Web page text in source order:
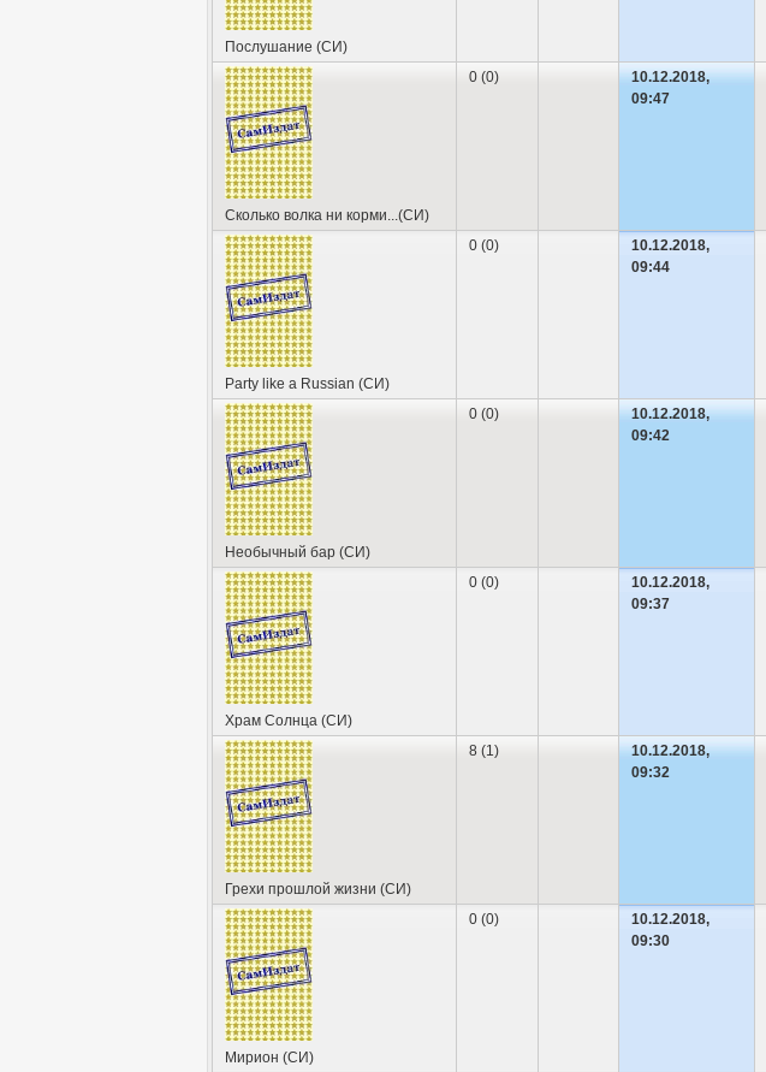
Послушание (СИ)
Сколько волка ни корми...(СИ)
0 (0)
10.12.2018,
09:47
Party like a Russian (СИ)
0 (0)
10.12.2018,
09:44
Необычный бар (СИ)
0 (0)
10.12.2018,
09:42
Храм Солнца (СИ)
0 (0)
10.12.2018,
09:37
Грехи прошлой жизни (СИ)
8 (1)
10.12.2018,
09:32
Мирион (СИ)
0 (0)
10.12.2018,
09:30